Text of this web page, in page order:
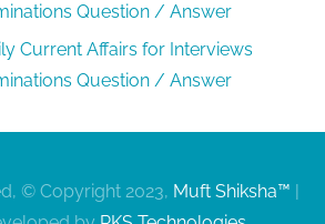
Question / Answer
Current Affairs for Interviews
Question / Answer
© Copyright 2023, Muft Shiksha™